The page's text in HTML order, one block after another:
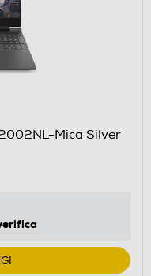
Mica Silver